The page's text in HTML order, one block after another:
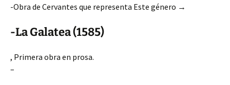
-Obra de Cervantes que representa Este género →
-La Galatea (1585)
, Primera obra en prosa.
–